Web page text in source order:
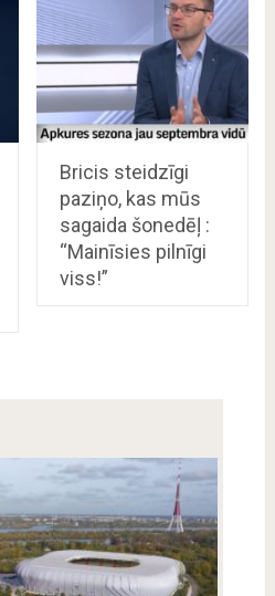
Bricis steidzīgi
paziņo, kas mūs
sagaida šonedēļ :
“Mainīsies pilnīgi
viss!”